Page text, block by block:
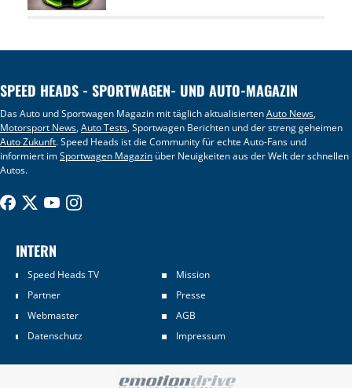
SPEED HEADS - SPORTWAGEN- UND AUTO-MAGAZIN
Das Auto und Sportwagen Magazin mit täglich aktualisiertenAuto News,
Motorsport News,Auto Tests, Sportwagen Berichten und der streng geheimen
Auto Zukunft. Speed Heads ist die Community für echte Auto-Fans und
informiert imSportwagen Magazin über Neuigkeiten aus der Welt der schnellen
Autos.
INTERN
Speed Heads TV
Mission
Partner
Presse
Webmaster
AGB
Datenschutz
Impressum